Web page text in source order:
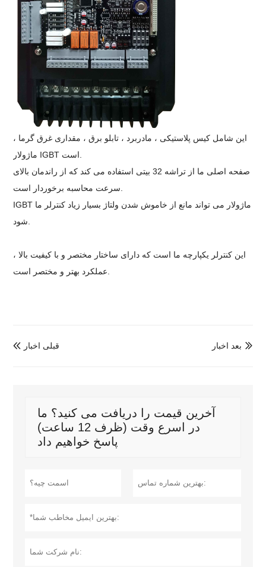
این شامل کیس پلاستیکی ، مادربرد ، تابلو برق ، مقداری غرق گرما ،
صفحه اصلی ما از تراشه 32 بیتی استفاده می کند که از راندمان بالای
IGBT ماژولار می تواند مانع از خاموش شدن ولتاژ بسیار زیاد کنترلر ما
این کنترلر یکپارچه ما است که دارای ساختار مختصر و با کیفیت بالا ،
 قبلی اخبار  بعد اخبار
آخرین قیمت را دریافت می کنید؟ ما
در اسرع وقت (ظرف 12 ساعت)
پاسخ خواهیم داد